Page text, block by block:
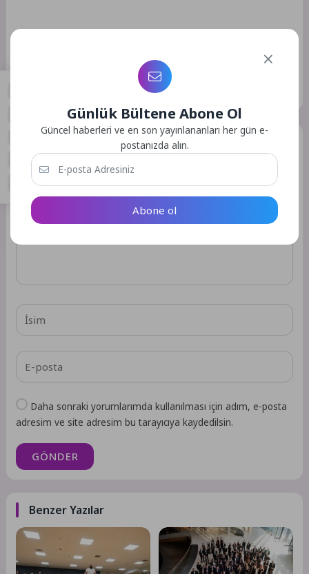
Bu yazıya ait etiket bulunamadı.
E-posta adresiniz yayınlanmayacak.
Daha sonraki yorumlarımda kullanılması için adım, e-posta
adresim ve site adresim bu tarayıcıya kaydedilsin.
GÖNDER
Benzer Yazılar
Günlük Bültene Abone Ol
Güncel haberleri ve en son yayınlananları her gün e-
postanızda alın.
Abone ol